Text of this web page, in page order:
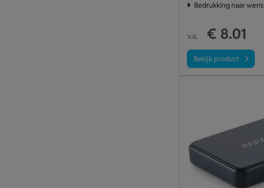
Bedrukking naar wens
v.a. € 8.01
Bekijk product